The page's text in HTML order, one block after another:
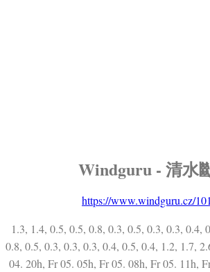
Windguru - 清水
https://www.windguru.cz/
1.3, 1.4, 0.5, 0.5, 0.8, 0.3, 0.5, 0.3, 0.3, 0.4,
0.8, 0.5, 0.3, 0.3, 0.3, 0.4, 0.5, 0.4, 1.2, 1.7,
04. 20h, Fr 05. 05h, Fr 05. 08h, Fr 05. 11h,